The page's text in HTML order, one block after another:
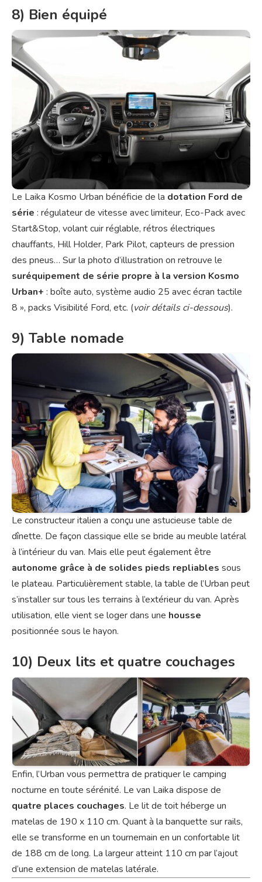
8) Bien équipé
Le Laika Kosmo Urban bénéficie de la dotation Ford de
série : régulateur de vitesse avec limiteur, Eco-Pack avec
Start&Stop, volant cuir réglable, rétros électriques
chauffants, Hill Holder, Park Pilot, capteurs de pression
des pneus… Sur la photo d’illustration on retrouve le
suréquipement de série propre à la version Kosmo
Urban+ : boîte auto, système audio 25 avec écran tactile
8 », packs Visibilité Ford, etc. (voir détails ci-dessous).
9) Table nomade
Le constructeur italien a conçu une astucieuse table de
dînette. De façon classique elle se bride au meuble latéral
à l’intérieur du van. Mais elle peut également être
autonome grâce à de solides pieds repliables sous
le plateau. Particulièrement stable, la table de l’Urban peut
s’installer sur tous les terrains à l’extérieur du van. Après
utilisation, elle vient se loger dans une housse
positionnée sous le hayon.
10) Deux lits et quatre couchages
Enfin, l’Urban vous permettra de pratiquer le camping
nocturne en toute sérénité. Le van Laika dispose de
quatre places couchages. Le lit de toit héberge un
matelas de 190 x 110 cm. Quant à la banquette sur rails,
elle se transforme en un tournemain en un confortable lit
de 188 cm de long. La largeur atteint 110 cm par l’ajout
d’une extension de matelas latérale.